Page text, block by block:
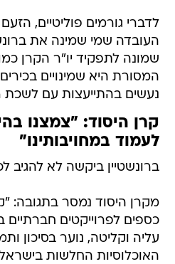
לדברי גורמים פוליטיים,
העובדה שמי שמינה את
שמונה לתפקיד יו"ר הקרן
המסורת היא שמינויים
נעשים בהתייעצות עם
קרן היסוד: "צמצנו
לעמוד במחויבותינו"
ברונשטיין ביקשה לא להגיב
מקרן היסוד נמסר בתגובה:
כספים לפרוייקטים חברתיים
עליה וקליטה, נוער בסיכון
האוכלוסיות החלשות